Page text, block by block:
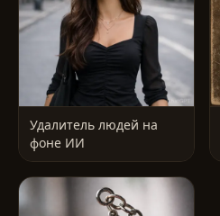
Удалитель людей на
фоне ИИ